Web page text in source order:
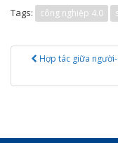
Tags: công nghiệp 4.0
Post
navigation
Hợp tác giữa